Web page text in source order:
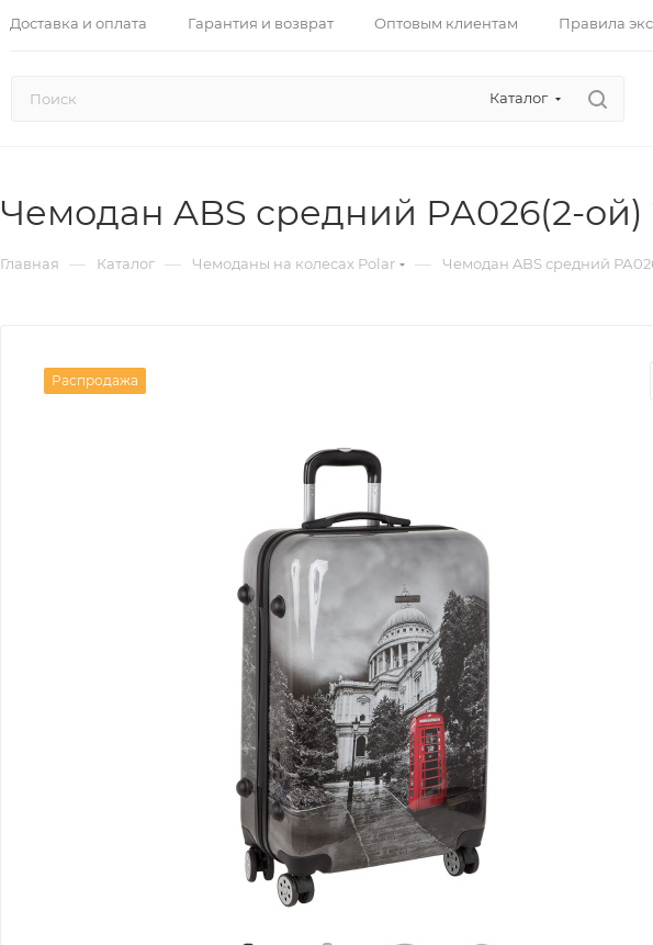
Доставка и оплата Гарантия и возврат Оптовым клиентам Правила
Каталог
Чемодан ABS средний РА026(2-ой)
Главная — Каталог — Чемоданы на колесах Polar — Чемодан ABS средний
Распродажа